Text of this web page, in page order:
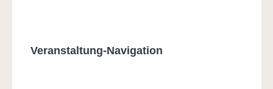
Veranstaltung-Navigation